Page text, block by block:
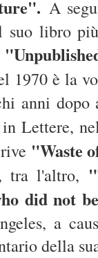
A
libro
1970 è la
anni dopo
Lettere,
"Waste
tra l'altro,
did not
a
della